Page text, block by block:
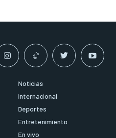
Noticias
Internacional
Deportes
Entretenimiento
En vivo